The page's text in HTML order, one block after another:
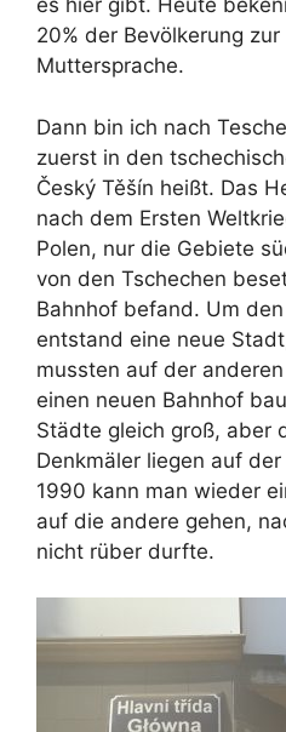
es hier gibt. Heute
20% der Bevölkerung
Muttersprache.
Dann bin ich nach
zuerst in den
Český Těšín heißt. Das
nach dem Ersten
Polen, nur die Gebiete
von den Tschechen
Bahnhof befand. Um
entstand eine neue
mussten auf der
einen neuen Bahnhof
Städte gleich groß, aber
Denkmäler liegen auf
1990 kann man wieder
auf die andere gehen,
nicht rüber durfte.